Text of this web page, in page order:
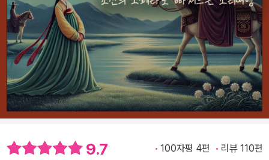
9.7 100자평 4편 리뷰 110편